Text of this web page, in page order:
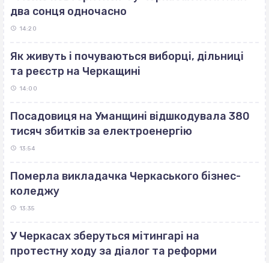
два сонця одночасно
14:20
Як живуть і почуваються виборці, дільниці
та реєстр на Черкащині
14:00
Посадовиця на Уманщині відшкодувала 380
тисяч збитків за електроенергію
13:54
Померла викладачка Черкаського бізнес-
коледжу
13:35
У Черкасах зберуться мітингарі на
протестну ходу за діалог та реформи